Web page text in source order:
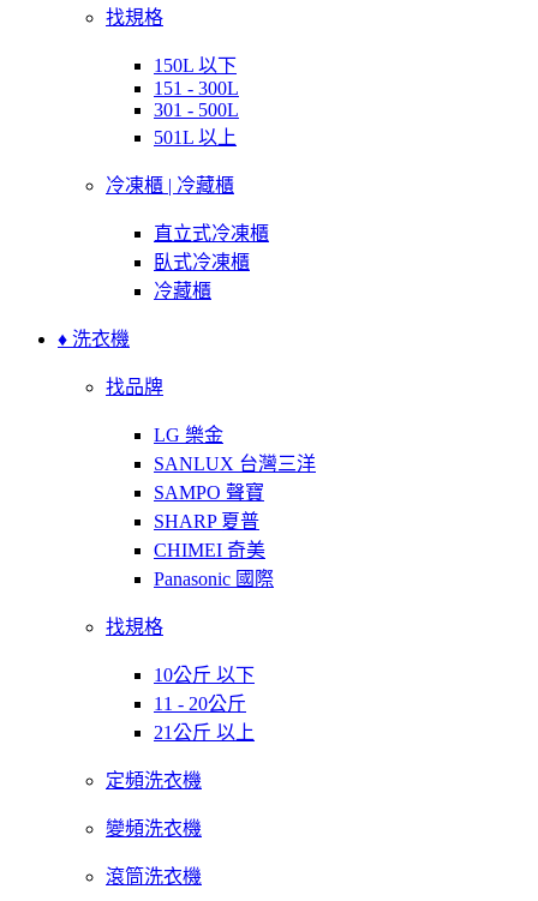
找規格
150L 以下
151 - 300L
301 - 500L
501L 以上
冷凍櫃 | 冷藏櫃
直立式冷凍櫃
臥式冷凍櫃
冷藏櫃
♦ 洗衣機
找品牌
LG 樂金
SANLUX 台灣三洋
SAMPO 聲寶
SHARP 夏普
CHIMEI 奇美
Panasonic 國際
找規格
10公斤 以下
11 - 20公斤
21公斤 以上
定頻洗衣機
變頻洗衣機
滾筒洗衣機